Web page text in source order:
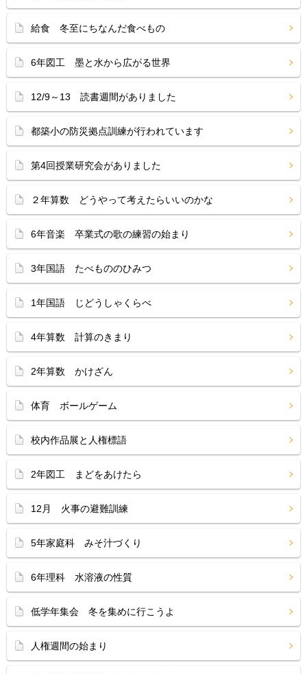
給食 冬至にちなんだ食べもの
6年図工 墨と水から広がる世界
12/9～13 読書週間がありました
都築小の防災拠点訓練が行われています
第4回授業研究会がありました
２年算数 どうやって考えたらいいのかな
6年音楽 卒業式の歌の練習の始まり
3年国語 たべもののひみつ
1年国語 じどうしゃくらべ
4年算数 計算のきまり
2年算数 かけざん
体育 ボールゲーム
校内作品展と人権標語
2年図工 まどをあけたら
12月 火事の避難訓練
5年家庭科 みそ汁づくり
6年理科 水溶液の性質
低学年集会 冬を集めに行こうよ
人権週間の始まり